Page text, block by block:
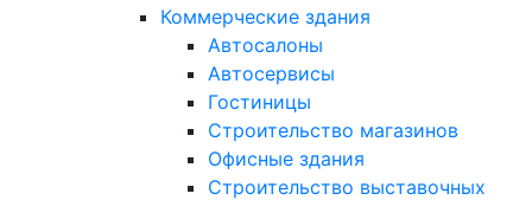
Коммерческие здания
Автосалоны
Автосервисы
Гостиницы
Строительство магазинов
Офисные здания
Строительство выставочных